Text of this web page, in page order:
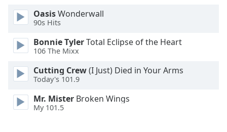
Opacity
Font
Edge
Style
OasisWonderwall
90s Hits
Bonnie TylerTotal Eclipse of the Heart
106 The Mixx
Cutting Crew(I Just) Died in Your Arms
Today's 101.9
Mr. Mister Broken Wings
My 101.5